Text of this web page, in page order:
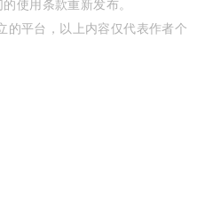
使用条款重新发布。
的平台，以上内容仅代表作者个